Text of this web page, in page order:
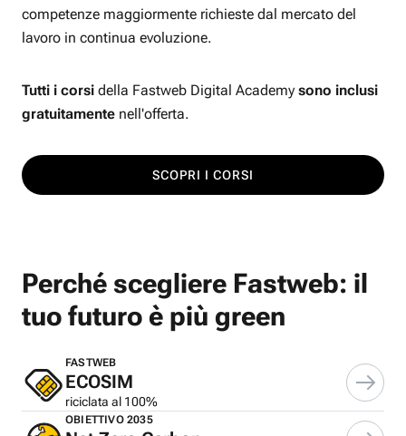
competenze maggiormente richieste dal mercato del
lavoro in continua evoluzione.
Tutti i corsi della Fastweb Digital Academy sono inclusi
gratuitamente nell'offerta.
SCOPRI I CORSI
Perché scegliere Fastweb: il
tuo futuro è più green
FASTWEB
ECOSIM
riciclata al 100%
OBIETTIVO 2035